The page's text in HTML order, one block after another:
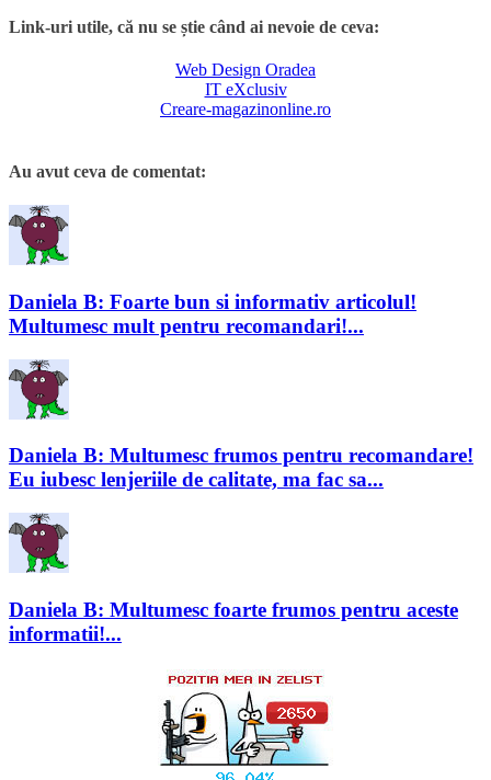
Link-uri utile, că nu se știe când ai nevoie de ceva:
Web Design Oradea
IT eXclusiv
Creare-magazinonline.ro
Au avut ceva de comentat:
Daniela B: Foarte bun si informativ articolul!
Multumesc mult pentru recomandari!...
Daniela B: Multumesc frumos pentru recomandare!
Eu iubesc lenjeriile de calitate, ma fac sa...
Daniela B: Multumesc foarte frumos pentru aceste
informatii!...